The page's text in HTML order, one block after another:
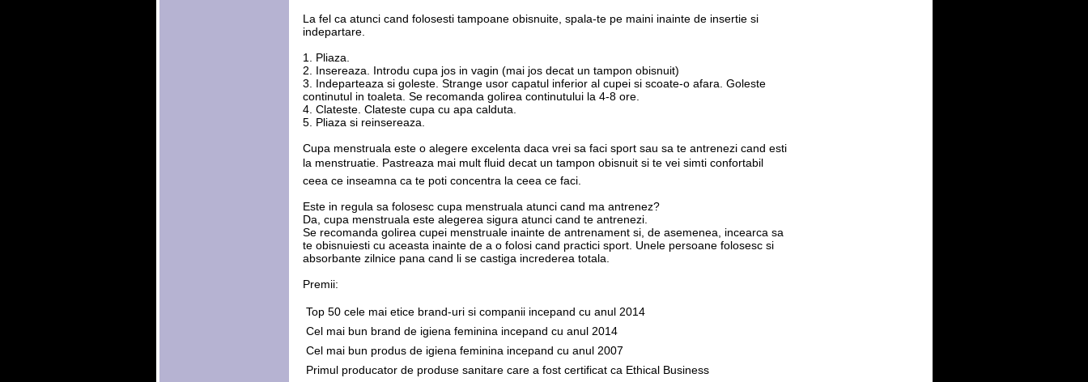
La fel ca atunci cand folosesti tampoane obisnuite, spala-te pe maini inainte de insertie si
indepartare.
1. Pliaza.
2. Insereaza. Introdu cupa jos in vagin (mai jos decat un tampon obisnuit)
3. Indeparteaza si goleste. Strange usor capatul inferior al cupei si scoate-o afara. Goleste
continutul in toaleta. Se recomanda golirea continutului la 4-8 ore.
4. Clateste. Clateste cupa cu apa calduta.
5. Pliaza si reinsereaza.
Cupa menstruala este o alegere excelenta daca vrei sa faci sport sau sa te antrenezi cand esti
la menstruatie. Pastreaza mai mult fluid decat un tampon obisnuit si te vei simti confortabil 
ceea ce inseamna ca te poti concentra la ceea ce faci.
Este in regula sa folosesc cupa menstruala atunci cand ma antrenez?
Da, cupa menstruala este alegerea sigura atunci cand te antrenezi.
Se recomanda golirea cupei menstruale inainte de antrenament si, de asemenea, incearca sa
te obisnuiesti cu aceasta inainte de a o folosi cand practici sport. Unele persoane folosesc si
absorbante zilnice pana cand li se castiga increderea totala.
Premii:
 Top 50 cele mai etice brand-uri si companii incepand cu anul 2014
 Cel mai bun brand de igiena feminina incepand cu anul 2014
 Cel mai bun produs de igiena feminina incepand cu anul 2007
 Primul producator de produse sanitare care a fost certificat ca Ethical Business